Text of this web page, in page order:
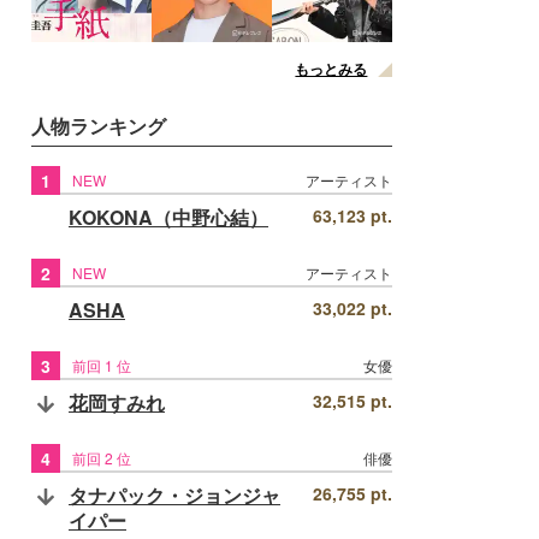
もっとみる
人物ランキング
1 NEW アーティスト
KOKONA（中野心結） 63,123 pt.
2 NEW アーティスト
ASHA 33,022 pt.
3 前回 1 位 女優
花岡すみれ 32,515 pt.
4 前回 2 位 俳優
タナパック・ジョンジャ
イパー
26,755 pt.